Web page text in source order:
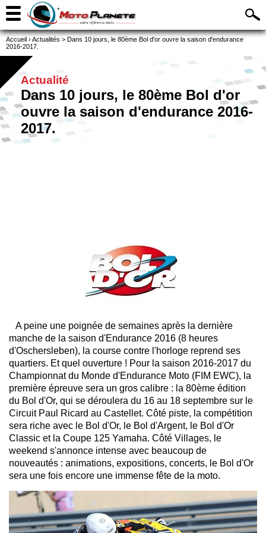
Accueil ›Actualités > Dans 10 jours, le 80ème Bol d'or ouvre la saison d'endurance
2016-2017.
Actualité
Dans 10 jours, le 80ème Bol d'or
ouvre la saison d'endurance 2016-
2017.
A peine une poignée de semaines après la dernière
manche de la saison d'Endurance 2016 (8 heures
d'Oschersleben), la course contre l'horloge reprend ses
quartiers. Et quel ouverture ! Pour la saison 2016-2017 du
Championnat du Monde d'Endurance Moto (FIM EWC), la
première épreuve sera un gros calibre : la 80ème édition
du Bol d'Or, qui se déroulera du 16 au 18 septembre sur le
Circuit Paul Ricard au Castellet. Côté piste, la compétition
sera riche avec le Bol d'Or, le Bol d'Argent, le Bol d'Or
Classic et la Coupe 125 Yamaha. Côté Villages, le
weekend s'annonce intense avec beaucoup de
nouveautés : animations, expositions, concerts, le Bol d'Or
sera une fois encore une immense fête de la moto.